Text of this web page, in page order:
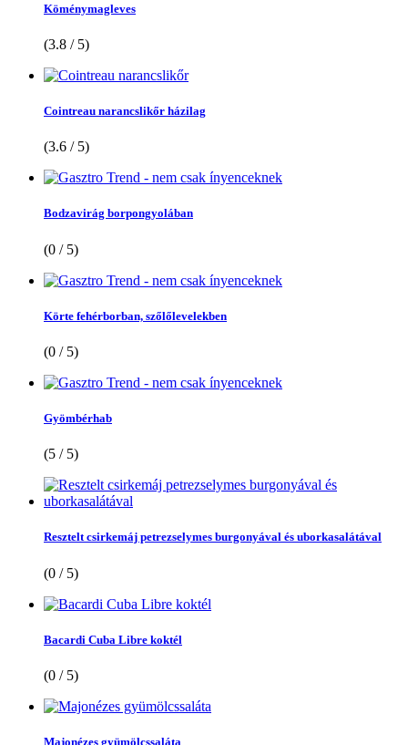
Köménymagleves
(3.8 / 5)
Cointreau narancslikőr házilag
(3.6 / 5)
Bodzavirág borpongyolában
(0 / 5)
Körte fehérborban, szőlőlevelekben
(0 / 5)
Gyömbérhab
(5 / 5)
Resztelt csirkemáj petrezselymes burgonyával és uborkasalátával
(0 / 5)
Bacardi Cuba Libre koktél
(0 / 5)
Majonézes gyümölcssaláta